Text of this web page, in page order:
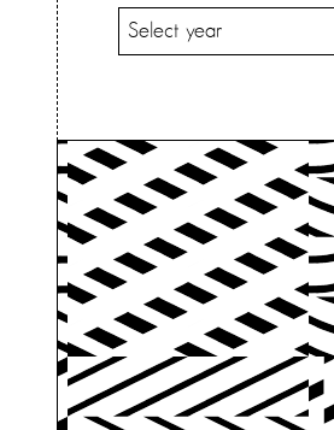
V
A
T
S
E